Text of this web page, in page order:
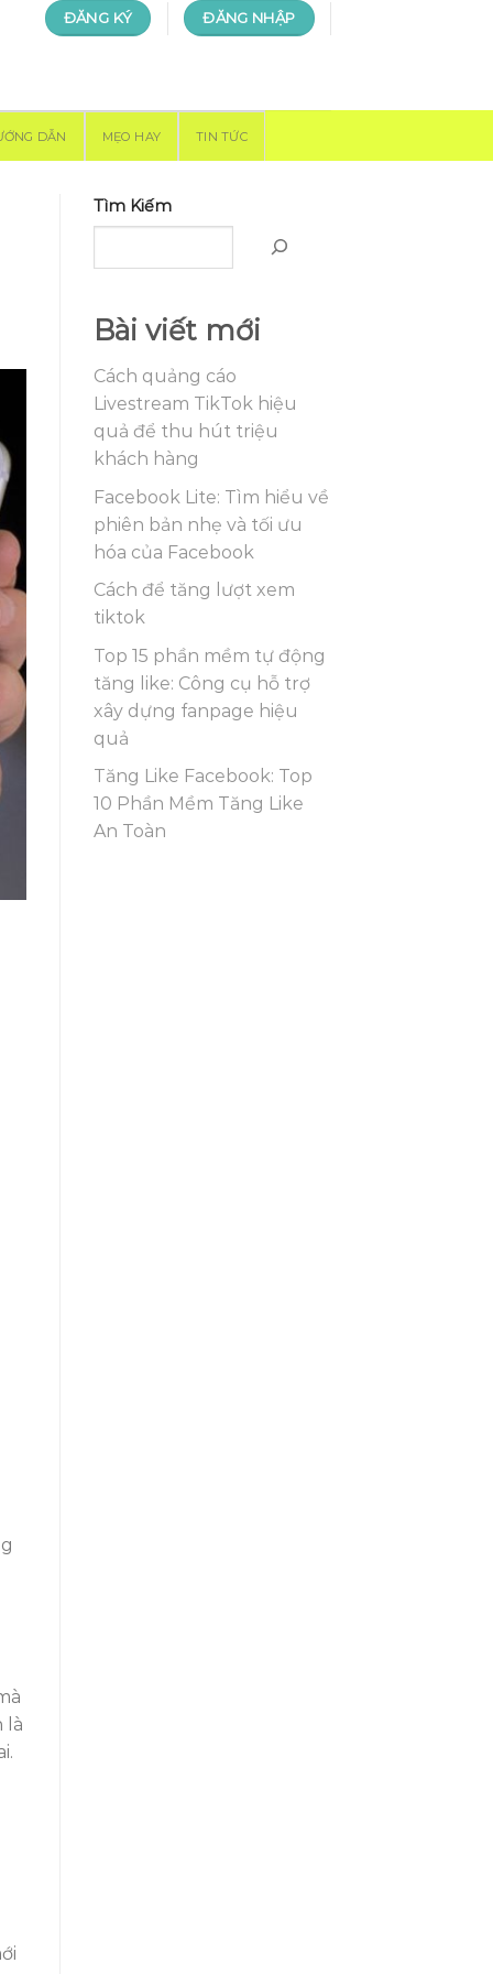
ĐĂNG KÝ ĐĂNG NHẬP
DẪN MẸO HAY TIN TỨC
là
Tìm Kiếm
Bài viết mới
Cách quảng cáo
Livestream TikTok hiệu
quả để thu hút triệu
khách hàng
Facebook Lite: Tìm hiểu về
phiên bản nhẹ và tối ưu
hóa của Facebook
Cách để tăng lượt xem
tiktok
Top 15 phần mềm tự động
tăng like: Công cụ hỗ trợ
xây dựng fanpage hiệu
quả
Tăng Like Facebook: Top
10 Phần Mềm Tăng Like
An Toàn